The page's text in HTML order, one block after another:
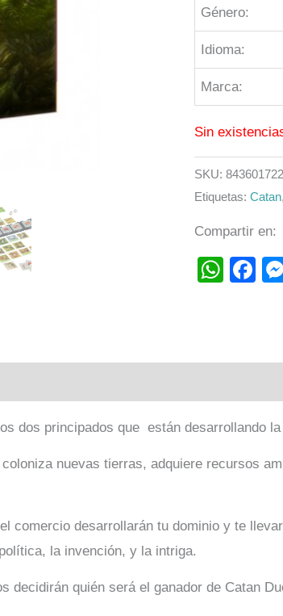
Género:
Idioma:
Marca:
Sin
SKU:
Etiquetas: Catan,
Compartir en:
dos principados que están desarrollando
nuevas tierras, adquiere recursos
comercio desarrollarán tu dominio y te
la invención, y la intriga.
decidirán quién será el ganador de Catan